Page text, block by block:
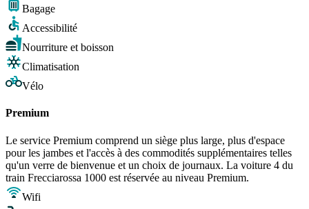
Bagage
Accessibilité
Nourriture et boisson
Climatisation
Vélo
Premium
Le service Premium comprend un siège plus large, plus d'espace
pour les jambes et l'accès à des commodités supplémentaires telles
qu'un verre de bienvenue et un choix de journaux. La voiture 4 du
train Frecciarossa 1000 est réservée au niveau Premium.
Wifi